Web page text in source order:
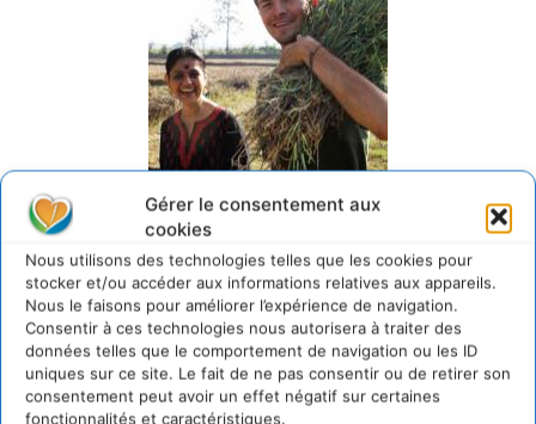
Gérer le consentement aux
cookies
Nous utilisons des technologies telles que les cookies pour
stocker et/ou accéder aux informations relatives aux appareils.
Nous le faisons pour améliorer l’expérience de navigation.
Consentir à ces technologies nous autorisera à traiter des
données telles que le comportement de navigation ou les ID
uniques sur ce site. Le fait de ne pas consentir ou de retirer son
consentement peut avoir un effet négatif sur certaines
fonctionnalités et caractéristiques.
Marc de La Ménardière En Quête de Sens
Ayant écourté sa carrière de vendeur d’eau, Marc m’a
rejoint en Inde alors que je présentais un film dans un
festival. On était tous les deux en transition dans nos vies,
vous savez quand on sent qu’il faut réaligner ses actions